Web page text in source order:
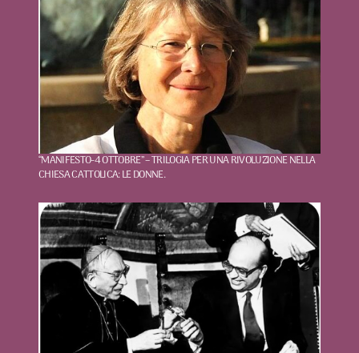
“MANIFESTO-4 OTTOBRE” – TRILOGIA PER UNA RIVOLUZIONE NELLA
CHIESA CATTOLICA: LE DONNE.